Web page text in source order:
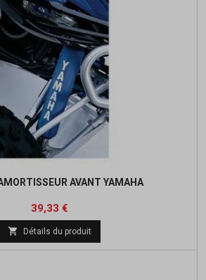
AVANT YAMAHA
Prix
39,33 €
base
 Détails du produit